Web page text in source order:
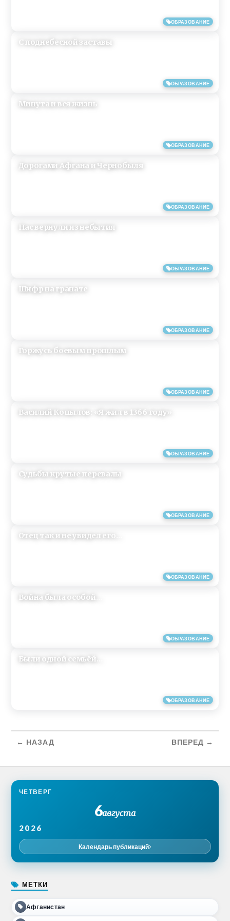
ОБРАЗОВАНИЕ
ОБРАЗОВАНИЕ
С поднебесной заставы
ОБРАЗОВАНИЕ
Минута и вся жизнь
ОБРАЗОВАНИЕ
Дорогами Афгана и Чернобыля
ОБРАЗОВАНИЕ
Нас вернули из небытия
ОБРАЗОВАНИЕ
Шифр на гранате
ОБРАЗОВАНИЕ
Горжусь боевым прошлым
ОБРАЗОВАНИЕ
Василий Копылов: «Я жил в 1366 году»
ОБРАЗОВАНИЕ
Cудьбы крутые перевалы
ОБРАЗОВАНИЕ
Отец так и не увидел его…
ОБРАЗОВАНИЕ
Война была особой…
ОБРАЗОВАНИЕ
Были одной семьёй…
← НАЗАД ВПЕРЕД →
ЧЕТВЕРГ
6августа
2026
Календарь публикаций
МЕТКИ
Афганистан